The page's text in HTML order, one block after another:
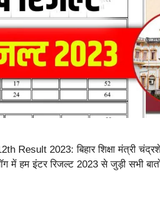
2023: बिहार शिक्षा मंत्री
में हम इंटर रिजल्ट 2023 से जुड़ी सभी